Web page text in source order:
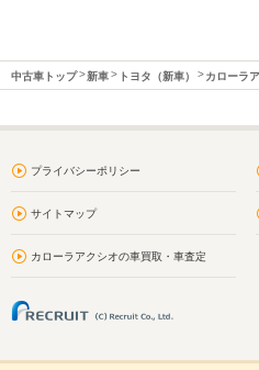
中古車トップ 新車 トヨタ（新車） カローラ
プライバシーポリシー
サイトマップ
カローラアクシオの車買取・車査定